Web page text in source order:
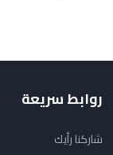
روابط سريعة
شاركنا رأيك